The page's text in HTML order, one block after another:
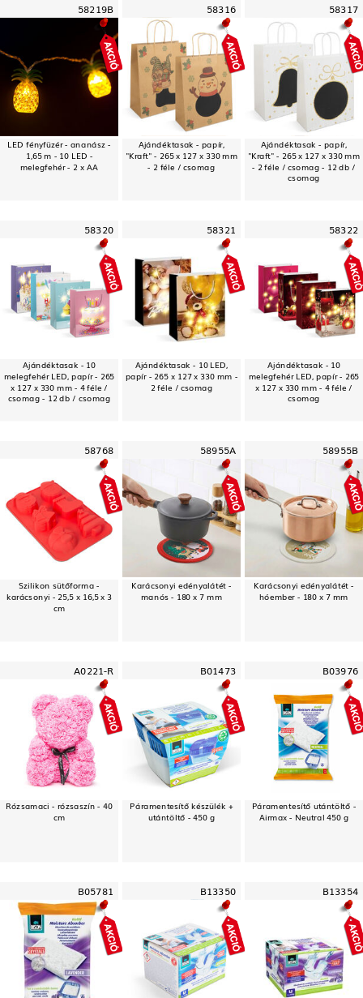
58219B
LED fényfüzér - ananász -
1,65 m - 10 LED -
melegfehér - 2 x AA
58316
Ajándéktasak - papír,
"Kraft" - 265 x 127 x 330 mm
- 2 féle / csomag
58317
Ajándéktasak - papír,
"Kraft" - 265 x 127 x 330 mm
- 2 féle / csomag - 12 db /
csomag
58320
Ajándéktasak - 10
melegfehér LED, papír - 265
x 127 x 330 mm - 4 féle /
csomag - 12 db / csomag
58321
Ajándéktasak - 10 LED,
papír - 265 x 127 x 330 mm -
2 féle / csomag
58322
Ajándéktasak - 10
melegfehér LED, papír - 265
x 127 x 330 mm - 4 féle /
csomag
58768
Szilikon sütőforma -
karácsonyi - 25,5 x 16,5 x 3
cm
58955A
Karácsonyi edényalátét -
manós - 180 x 7 mm
58955B
Karácsonyi edényalátét -
hóember - 180 x 7 mm
A0221-R
Rózsamaci - rózsaszín - 40
cm
B01473
Páramentesítő készülék +
utántöltő - 450 g
B03976
Páramentesítő utántöltő -
Airmax - Neutral 450 g
B05781 B13350 B13354